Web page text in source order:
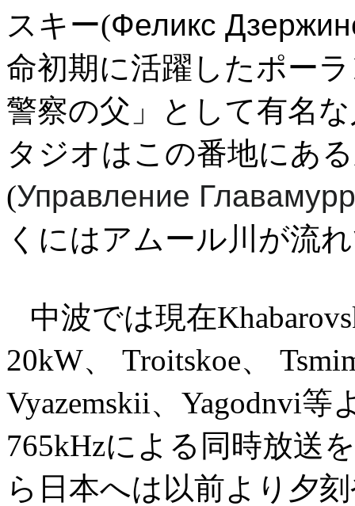
スキー(Феликс
命初期に活躍したポー
警察の父」として有名
タジオはこの番地にあ
(Управление
くにはアムール川が流
中波では現在
20kW、 Troitskoe、
Vyazemskii、Yagodnvi
765kHzによる同時放送
ら日本へは以前より夕